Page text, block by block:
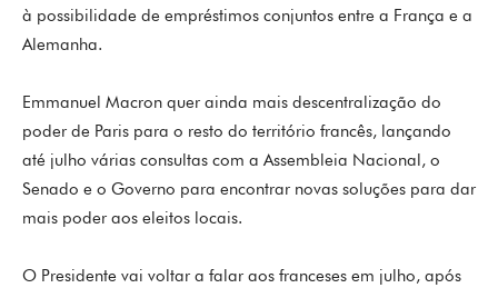
à possibilidade de empréstimos conjuntos entre a França e a
Alemanha.
Emmanuel Macron quer ainda mais descentralização do
poder de Paris para o resto do território francês, lançando
até julho várias consultas com a Assembleia Nacional, o
Senado e o Governo para encontrar novas soluções para dar
mais poder aos eleitos locais.
O Presidente vai voltar a falar aos franceses em julho, após